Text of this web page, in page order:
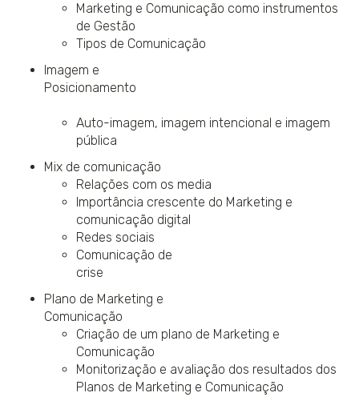
Marketing e Comunicação como instrumentos
de Gestão
Tipos de Comunicação
Imagem e
Posicionamento
Auto-imagem, imagem intencional e imagem
pública
Mix de comunicação
Relações com os media
Importância crescente do Marketing e
comunicação digital
Redes sociais
Comunicação de
crise
Plano de Marketing e
Comunicação
Criação de um plano de Marketing e
Comunicação
Monitorização e avaliação dos resultados dos
Planos de Marketing e Comunicação